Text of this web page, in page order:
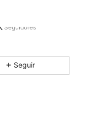
Seguir